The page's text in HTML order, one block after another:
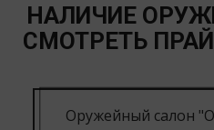
НАЛИЧИЕ
СМОТРЕТЬ
Оружейный салон